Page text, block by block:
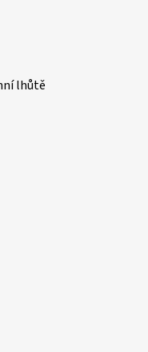
lhůtě